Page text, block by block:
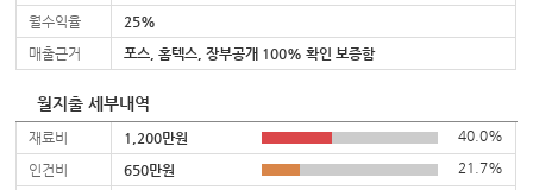
월수익율
25%
매출근거
포스, 홈텍스, 장부공개 100% 확인 보증함
월지출 세부내역
재료비 1,200만원 40.0%
인건비 650만원 21.7%